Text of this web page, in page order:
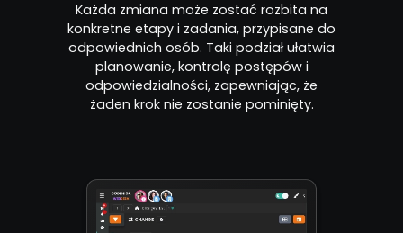
Każda zmiana może zostać rozbita na
konkretne etapy i zadania, przypisane do
odpowiednich osób. Taki podział ułatwia
planowanie, kontrolę postępów i
odpowiedzialności, zapewniając, że
żaden krok nie zostanie pominięty.